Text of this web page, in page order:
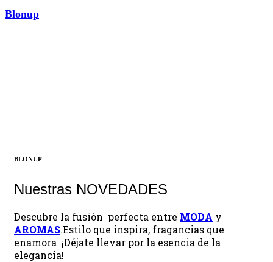
Blonup
BLONUP
Nuestras NOVEDADES
Descubre la fusión perfecta entre MODA y
AROMAS.Estilo que inspira, fragancias que
enamora ¡Déjate llevar por la esencia de la
elegancia!